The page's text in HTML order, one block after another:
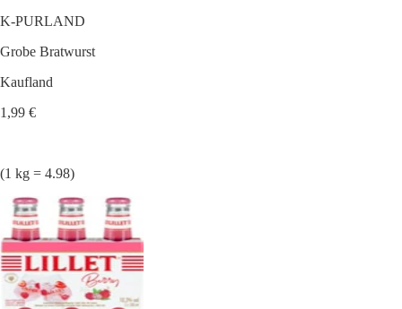
K-PURLAND
Grobe Bratwurst
Kaufland
1,99 €
(1 kg = 4.98)